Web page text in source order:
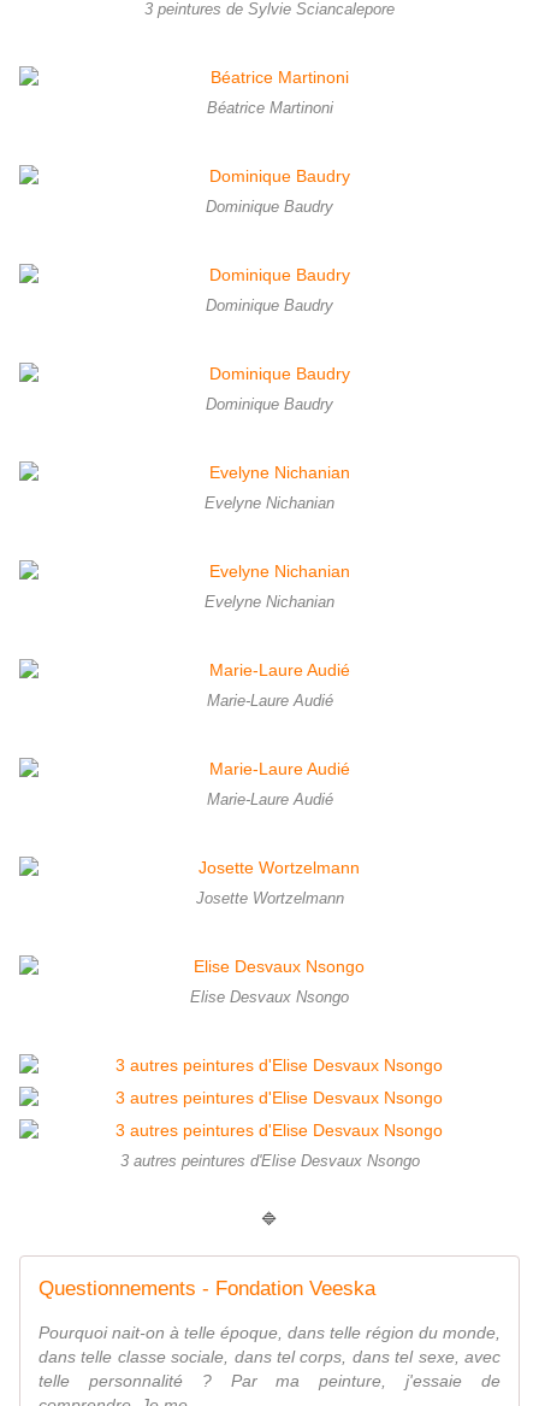
3 peintures de Sylvie Sciancalepore
Béatrice Martinoni
Dominique Baudry
Dominique Baudry
Dominique Baudry
Evelyne Nichanian
Evelyne Nichanian
Marie-Laure Audié
Marie-Laure Audié
Josette Wortzelmann
Elise Desvaux Nsongo
3 autres peintures d'Elise Desvaux Nsongo
🔷
Questionnements - Fondation Veeska
Pourquoi nait-on à telle époque, dans telle région du monde,
dans telle classe sociale, dans tel corps, dans tel sexe, avec
telle personnalité ? Par ma peinture, j'essaie de